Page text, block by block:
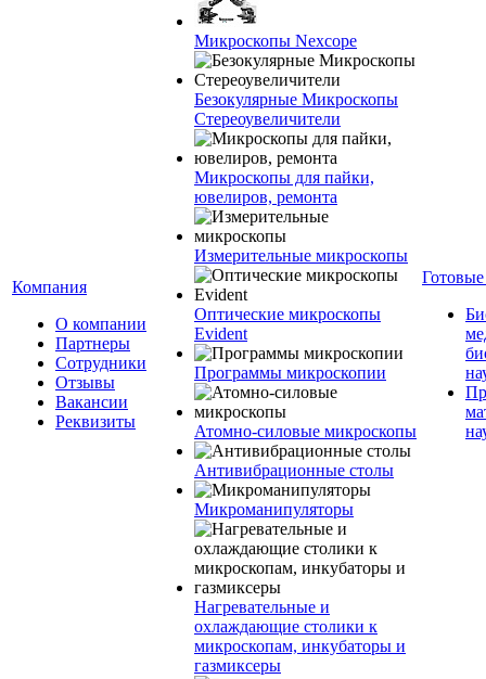
Компания
О компании
Партнеры
Сотрудники
Отзывы
Вакансии
Реквизиты
Микроскопы Nexcope
Безокулярные Микроскопы
Стереоувеличители
Микроскопы для пайки,
ювелиров, ремонта
Измерительные микроскопы
Оптические микроскопы
Evident
Программы микроскопии
Атомно-силовые микроскопы
Антивибрационные столы
Микроманипуляторы
Нагревательные и
охлаждающие столики к
микроскопам, инкубаторы и
газмиксеры